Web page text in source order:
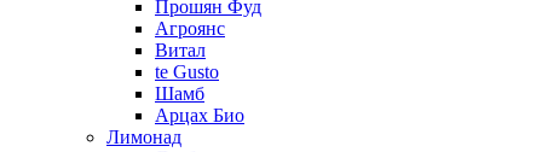
Прошян Фуд
Агроянс
Витал
te Gusto
Шамб
Арцах Био
Лимонад